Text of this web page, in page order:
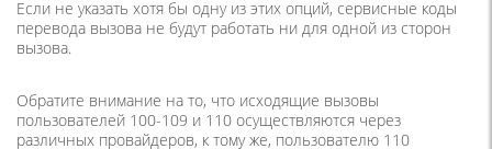
Если не указать хотя бы одну из этих опций, сервисные коды
перевода вызова не будут работать ни для одной из сторон
вызова.
Обратите внимание на то, что исходящие вызовы
пользователей 100-109 и 110 осуществляются через
различных провайдеров, к тому же, пользователю 110